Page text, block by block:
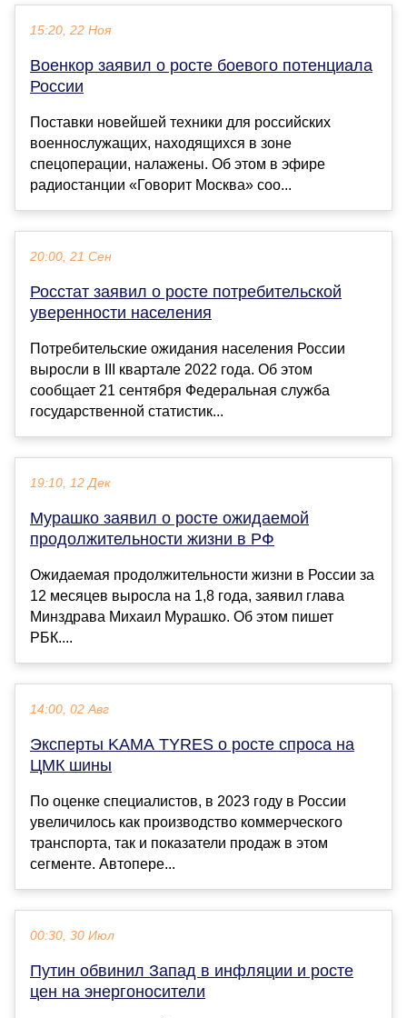
15:20, 22 Ноя
Военкор заявил о росте боевого потенциала
России
Поставки новейшей техники для российских
военнослужащих, находящихся в зоне
спецоперации, налажены. Об этом в эфире
радиостанции «Говорит Москва» соо...
20:00, 21 Сен
Росстат заявил о росте потребительской
уверенности населения
Потребительские ожидания населения России
выросли в III квартале 2022 года. Об этом
сообщает 21 сентября Федеральная служба
государственной статистик...
19:10, 12 Дек
Мурашко заявил о росте ожидаемой
продолжительности жизни в РФ
Ожидаемая продолжительности жизни в России за
12 месяцев выросла на 1,8 года, заявил глава
Минздрава Михаил Мурашко. Об этом пишет
РБК....
14:00, 02 Авг
Эксперты KAMA TYRES о росте спроса на
ЦМК шины
По оценке специалистов, в 2023 году в России
увеличилось как производство коммерческого
транспорта, так и показатели продаж в этом
сегменте. Автопере...
00:30, 30 Июл
Путин обвинил Запад в инфляции и росте
цен на энергоносители